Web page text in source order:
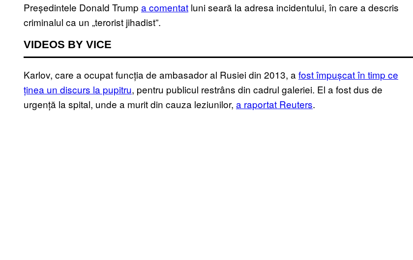
Președintele Donald Trump a comentat luni seară la adresa incidentului, în care a descris
criminalul ca un „terorist jihadist”.
VIDEOS BY VICE
Karlov, care a ocupat funcția de ambasador al Rusiei din 2013, a fost împușcat în timp ce
ținea un discurs la pupitru, pentru publicul restrâns din cadrul galeriei. El a fost dus de
urgență la spital, unde a murit din cauza leziunilor, a raportat Reuters.